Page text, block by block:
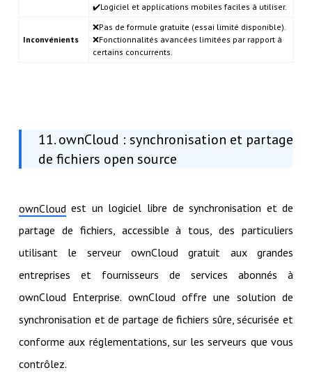
✔️Logiciel et applications mobiles faciles à utiliser.
Inconvénients
❌Pas de formule gratuite (essai limité disponible).
❌Fonctionnalités avancées limitées par rapport à
certains concurrents.
11. ownCloud : synchronisation et partage
de fichiers open source
ownCloud est un logiciel libre de synchronisation et de
partage de fichiers, accessible à tous, des particuliers
utilisant le serveur ownCloud gratuit aux grandes
entreprises et fournisseurs de services abonnés à
ownCloud Enterprise. ownCloud offre une solution de
synchronisation et de partage de fichiers sûre, sécurisée et
conforme aux réglementations, sur les serveurs que vous
contrôlez.